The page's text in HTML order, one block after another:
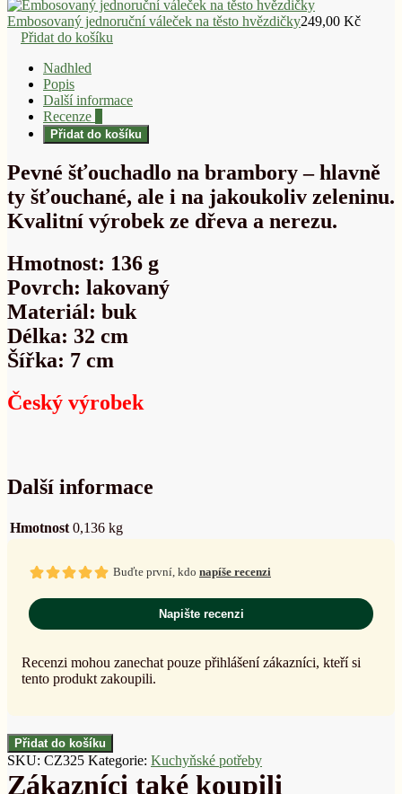
Embosovaný jednoruční váleček na těsto hvězdičky249,00 Kč
Přidat do košíku
Nadhled
Popis
Další informace
Recenze
Přidat do košíku
Pevné šťouchadlo na brambory – hlavně
ty šťouchané, ale i na jakoukoliv zeleninu.
Kvalitní výrobek ze dřeva a nerezu.
Hmotnost: 136 g
Povrch: lakovaný
Materiál: buk
Délka: 32 cm
Šířka: 7 cm
Český výrobek
Další informace
Hmotnost 0,136 kg
Buďte první, kdo napíše recenzi
Napište recenzi
Recenzi mohou zanechat pouze přihlášení zákazníci, kteří si
tento produkt zakoupili.
Přidat do košíku
SKU: CZ325 Kategorie: Kuchyňské potřeby